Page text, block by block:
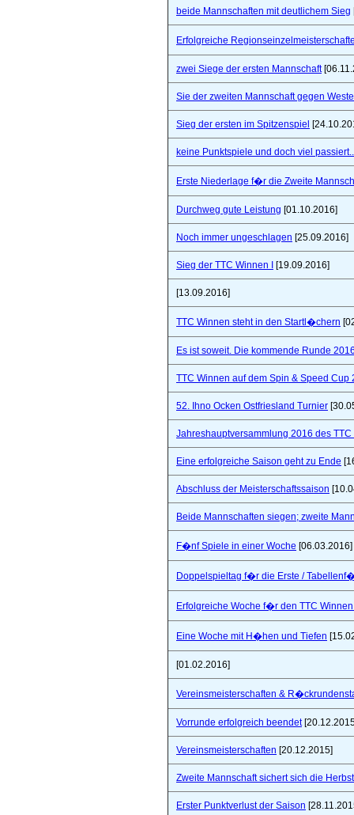
beide Mannschaften mit deutlichem Sieg
Erfolgreiche
zwei Siege der ersten Mannschaft
Sie der zweiten Mannschaft gegen
Sieg der ersten im Spitzenspiel
keine Punktspiele und doch viel
Erste Niederlage f�r die Zweite
Durchweg gute Leistung [01.10.2016]
Noch immer ungeschlagen [25.09.2016]
Sieg der TTC Winnen I [19.09.2016]
[13.09.2016]
TTC Winnen steht in den Startl�chern
Es ist soweit. Die kommende Runde
TTC Winnen auf dem Spin & Speed Cup
52. Ihno Ocken Ostfriesland Turnier
Jahreshauptversammlung 2016 des TTC
Eine erfolgreiche Saison geht zu Ende
Abschluss der Meisterschaftssaison
Beide Mannschaften siegen; zweite
F�nf Spiele in einer Woche [06.03.2016]
Doppelspieltag f�r die Erste /
Erfolgreiche Woche f�r den TTC
Eine Woche mit H�hen und Tiefen
[01.02.2016]
Vereinsmeisterschaften &
Vorrunde erfolgreich beendet
Vereinsmeisterschaften [20.12.2015]
Zweite Mannschaft sichert sich die
Erster Punktverlust der Saison